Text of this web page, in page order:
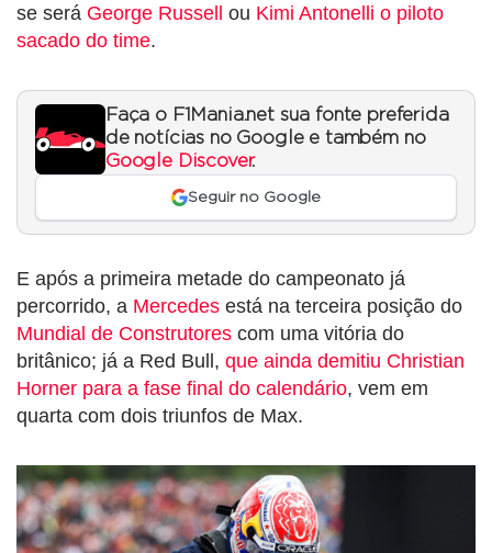
se será George Russell ou Kimi Antonelli o piloto
sacado do time.
Faça o F1Mania.net sua fonte preferida
de notícias no Google e também no
Google Discover.
Seguir no Google
E após a primeira metade do campeonato já
percorrido, a Mercedes está na terceira posição do
Mundial de Construtores com uma vitória do
britânico; já a Red Bull, que ainda demitiu Christian
Horner para a fase final do calendário, vem em
quarta com dois triunfos de Max.